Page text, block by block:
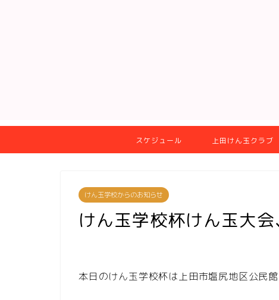
スケジュール 上田けん玉クラブ
けん玉学校からのお知らせ
けん玉学校杯けん玉大会
本日のけん玉学校杯は上田市塩尻地区公民館